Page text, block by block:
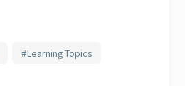
Learning Topics